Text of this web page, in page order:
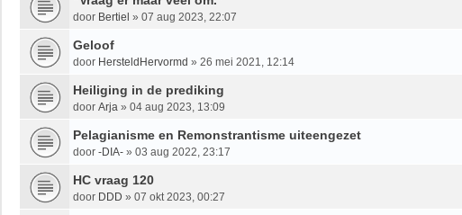
door Bertiel » 07 aug 2023, 22:07
Geloof
door HersteldHervormd » 26 mei 2021, 12:14
Heiliging in de prediking
door Arja » 04 aug 2023, 13:09
Pelagianisme en Remonstrantisme uiteengezet
door -DIA- » 03 aug 2022, 23:17
HC vraag 120
door DDD » 07 okt 2023, 00:27